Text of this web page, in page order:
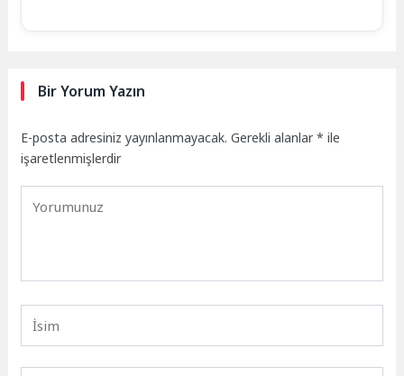
Bir Yorum Yazın
E-posta adresiniz yayınlanmayacak. Gerekli alanlar* ile
işaretlenmişlerdir